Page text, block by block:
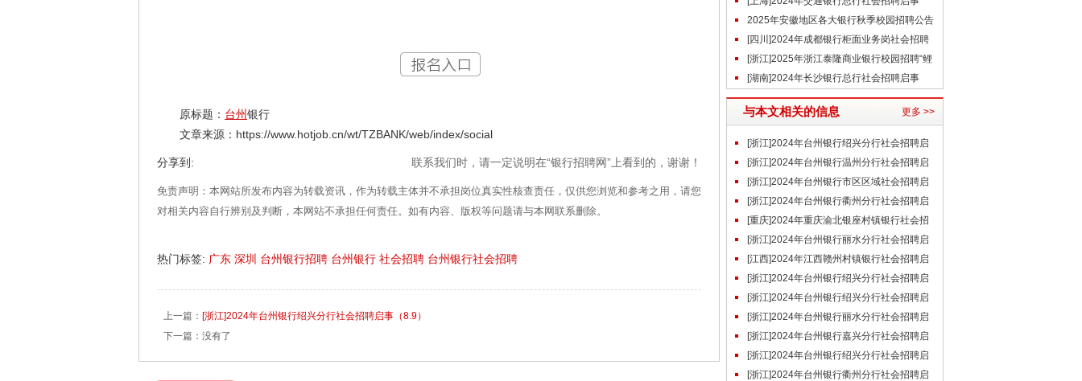
原标题： 台州银行
文章来源：https://www.hotjob.cn/wt/TZBANK/web/index/social
分享到: 联系我们时，请一定说明在“银行招聘网”上看到的，谢谢！
免责声明：本网站所发布内容为转载资讯，作为转载主体并不承担岗位真实性核查责任，仅供您浏览和参考之用，请您
对相关内容自行辨别及判断，本网站不承担任何责任。如有内容、版权等问题请与本网联系删除。
热门标签: 广东 深圳 台州银行招聘 台州银行 社会招聘 台州银行社会招聘
上一篇： [浙江]2024年台州银行绍兴分行社会招聘启事（8.9）
下一篇：没有了
（7.27）
2025年安徽地区各大银行秋季校园招聘公告
汇总[四川]2024年成都银行柜面业务岗社会招聘
公告[浙江]2025年浙江泰隆商业银行校园招聘“鲤
跃计划”金融科技管培生招聘公告
[湖南]2024年长沙银行总行社会招聘启事
（7.29）
与本文相关的信息 更多 >>
[浙江]2024年台州银行绍兴分行社会招聘启
事（8.9）
[浙江]2024年台州银行温州分行社会招聘启
事（8.9）
[浙江]2024年台州银行市区区域社会招聘启
事（8.9）
[浙江]2024年台州银行衢州分行社会招聘启
事（8.9）
[重庆]2024年重庆渝北银座村镇银行社会招
聘启事（8.9）
[浙江]2024年台州银行丽水分行社会招聘启
事（8.9）
[江西]2024年江西赣州村镇银行社会招聘启
事（8.3）
[浙江]2024年台州银行绍兴分行社会招聘启
事（7.24）
[浙江]2024年台州银行绍兴分行社会招聘启
事（7.16）
[浙江]2024年台州银行丽水分行社会招聘启
事（7.10）
[浙江]2024年台州银行嘉兴分行社会招聘启
事（7.10）
[浙江]2024年台州银行绍兴分行社会招聘启
事（7.10）
[浙江]2024年台州银行衢州分行社会招聘启